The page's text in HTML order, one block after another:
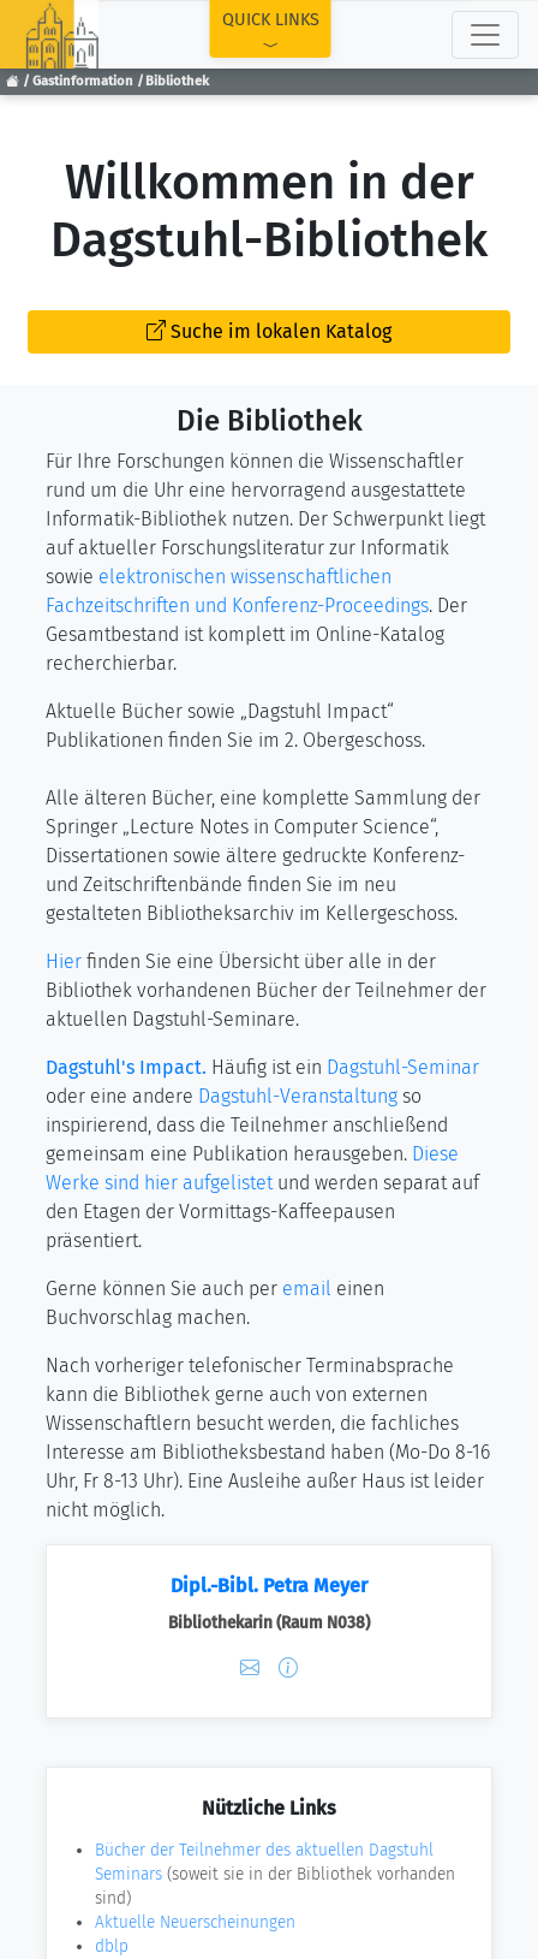
Gastinformation Bibliothek
QUICK LINKS
Willkommen in der
Dagstuhl-Bibliothek
Suche im lokalen Katalog
Die Bibliothek
Für Ihre Forschungen können die Wissenschaftler
rund um die Uhr eine hervorragend ausgestattete
Informatik-Bibliothek nutzen. Der Schwerpunkt liegt
auf aktueller Forschungsliteratur zur Informatik
sowie elektronischen wissenschaftlichen
Fachzeitschriften und Konferenz-Proceedings. Der
Gesamtbestand ist komplett im Online-Katalog
recherchierbar.
Aktuelle Bücher sowie „Dagstuhl Impact“
Publikationen finden Sie im 2. Obergeschoss.
Alle älteren Bücher, eine komplette Sammlung der
Springer „Lecture Notes in Computer Science“,
Dissertationen sowie ältere gedruckte Konferenz-
und Zeitschriftenbände finden Sie im neu
gestalteten Bibliotheksarchiv im Kellergeschoss.
Hier finden Sie eine Übersicht über alle in der
Bibliothek vorhandenen Bücher der Teilnehmer der
aktuellen Dagstuhl-Seminare.
Dagstuhl's Impact. Häufig ist ein Dagstuhl-Seminar
oder eine andere Dagstuhl-Veranstaltung so
inspirierend, dass die Teilnehmer anschließend
gemeinsam eine Publikation herausgeben. Diese
Werke sind hier aufgelistetund werden separat auf
den Etagen der Vormittags-Kaffeepausen
präsentiert.
Gerne können Sie auch per email einen
Buchvorschlag machen.
Nach vorheriger telefonischer Terminabsprache
kann die Bibliothek gerne auch von externen
Wissenschaftlern besucht werden, die fachliches
Interesse am Bibliotheksbestand haben (Mo-Do 8-16
Uhr, Fr 8-13 Uhr). Eine Ausleihe außer Haus ist leider
nicht möglich.
Dipl.-Bibl. Petra Meyer
Bibliothekarin (Raum N038)
Nützliche Links
Bücher der Teilnehmer des aktuellen Dagstuhl
Seminars (soweit sie in der Bibliothek vorhanden
sind)
Aktuelle Neuerscheinungen
dblp